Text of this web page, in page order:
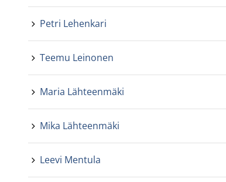
Petri Lehenkari
Teemu Leinonen
Maria Lähteenmäki
Mika Lähteenmäki
Leevi Mentula